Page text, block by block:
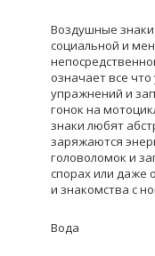
Воздушные
социальной и
означает все
упражнений и
гонок на
знаки любят
заряжаются
головоломок и
спорах или даже
и знакомства с
Вода